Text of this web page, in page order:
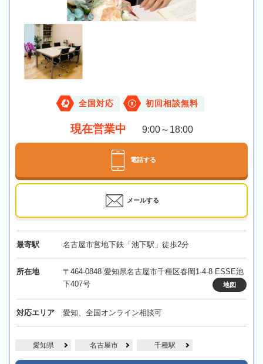
全国対応 初回相談無料
現在営業中 9:00～18:00
電話する
メールする
最寄駅 名古屋市営地下鉄「池下駅」徒歩2分
所在地
〒464-0848 愛知県名古屋市千種区春岡1-4-8 ESSE池
下407号
地図
対応エリア 愛知、全国オンライン相談可
愛知県 名古屋市 千種駅